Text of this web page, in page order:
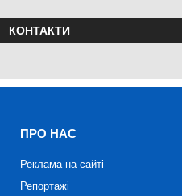
КОНТАКТИ
ПРО НАС
Реклама на сайті
Репортажі